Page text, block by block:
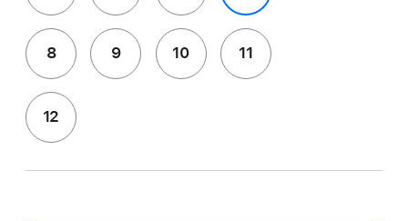
8 9 10 11
12